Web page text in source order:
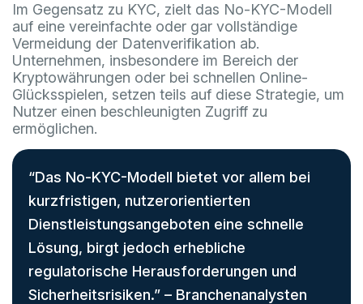
Im Gegensatz zu KYC, zielt das No-KYC-Modell
auf eine vereinfachte oder gar vollständige
Vermeidung der Datenverifikation ab.
Unternehmen, insbesondere im Bereich der
Kryptowährungen oder bei schnellen Online-
Glücksspielen, setzen teils auf diese Strategie, um
Nutzer einen beschleunigten Zugriff zu
ermöglichen.
“Das No-KYC-Modell bietet vor allem bei
kurzfristigen, nutzerorientierten
Dienstleistungsangeboten eine schnelle
Lösung, birgt jedoch erhebliche
regulatorische Herausforderungen und
Sicherheitsrisiken.” – Branchenanalysten